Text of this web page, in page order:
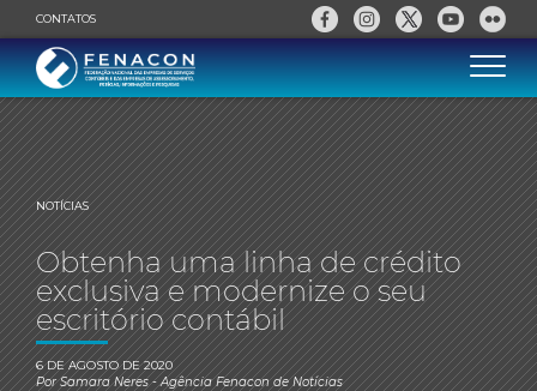
CONTATOS
NOTÍCIAS
Obtenha uma linha de crédito
exclusiva e modernize o seu
escritório contábil
6 DE AGOSTO DE 2020
PorSamara Neres- Agência Fenacon de Notícias